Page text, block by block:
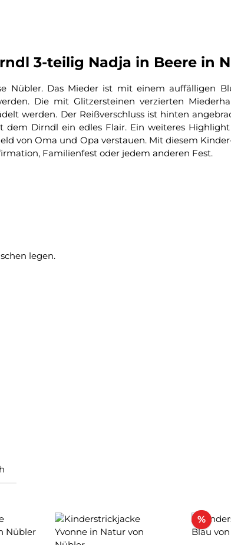
3-teilig Nadja in Beere in
Nübler. Das Mieder ist mit einem auffälligen
Die mit Glitzersteinen verzierten
werden. Der Reißverschluss ist hinten
Dirndl ein edles Flair. Ein weiteres
von Oma und Opa verstauen. Mit diesem
Familienfest oder jedem anderen Fest.
legen.
%